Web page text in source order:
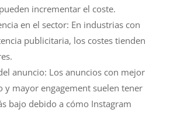
incrementar el coste.
en el sector: En industrias con
publicitaria, los costes tienden
anuncio: Los anuncios con mejor
y mayor engagement suelen tener
bajo debido a cómo Instagram